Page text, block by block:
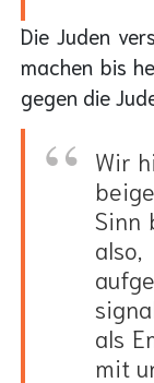
Die Juden
machen bis
gegen die
Wir
Sinn
als
mit